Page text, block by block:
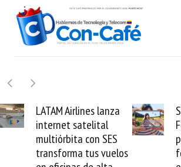
Samsung Galaxy Z
Fold8 la novedad
plegable y un
formato fácil de